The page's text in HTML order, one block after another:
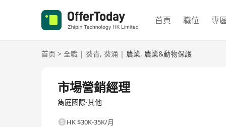
首頁 職位 專
首页 > 全職 | 葵青, 葵涌 | 農業, 農業&動物保護
市場營銷經理
雋庭國際·其他
HK $30K-35K/月